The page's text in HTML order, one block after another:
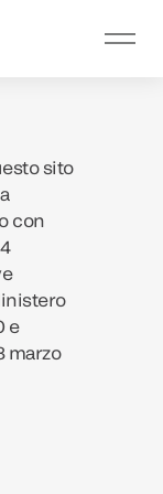
sito
con
e
marzo